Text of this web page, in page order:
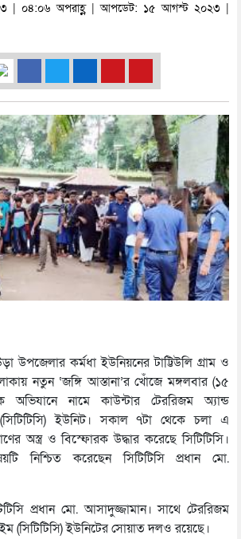
| ০৪:০৬ অপরাহ্ণ | আপডেট: ১৫ আগস্ট ২০২৩ |
উপজেলার কর্মধা ইউনিয়নের টাট্টিউলি গ্রাম ও
নতুন ‘জঙ্গি আস্তানা’র খোঁজে মঙ্গলবার (১৫
নামে কাউন্টার টেররিজম অ্যান্ড
(সিটিটিসি) ইউনিট। সকাল ৭টা থেকে চলা এ
অস্ত্র ও বিস্ফোরক উদ্ধার করেছে সিটিটিসি।
নিশ্চিত করেছেন সিটিটিসি প্রধান মো.
প্রধান মো. আসাদুজ্জামান। সাথে টেররিজম
(সিটিটিসি) ইউনিটের সোয়াত দলও রয়েছে।